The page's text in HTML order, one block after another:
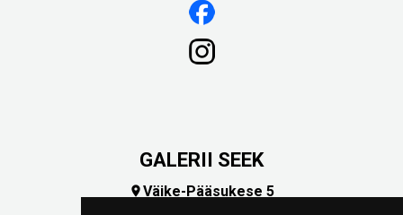
GALERII SEEK
Väike-Pääsukese 5